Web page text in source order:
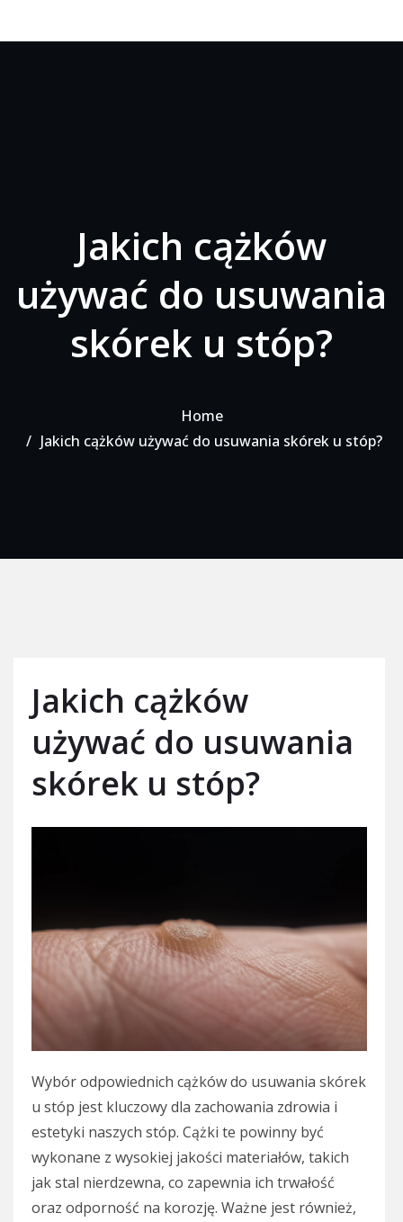
Jakich cążków
używać do usuwania
skórek u stóp?
Home
Jakich cążków używać do usuwania skórek u stóp?
Jakich cążków
używać do usuwania
skórek u stóp?
Wybór odpowiednich cążków do usuwania skórek
u stóp jest kluczowy dla zachowania zdrowia i
estetyki naszych stóp. Cążki te powinny być
wykonane z wysokiej jakości materiałów, takich
jak stal nierdzewna, co zapewnia ich trwałość
oraz odporność na korozję. Ważne jest również,